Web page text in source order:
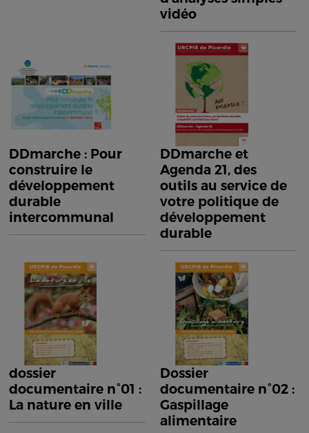
vidéo
DDmarche : Pour
construire le
développement
durable
intercommunal
DDmarche et
Agenda 21, des
outils au service de
votre politique de
développement
durable
dossier
documentaire n°01 :
La nature en ville
Dossier
documentaire n°02 :
Gaspillage
alimentaire